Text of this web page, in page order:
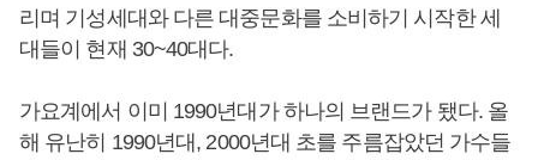
리며 기성세대와 다른 대중문화를 소비하기 시작한 세
대들이 현재 30~40대다.
가요계에서 이미 1990년대가 하나의 브랜드가 됐다. 올
해 유난히 1990년대, 2000년대 초를 주름잡았던 가수들